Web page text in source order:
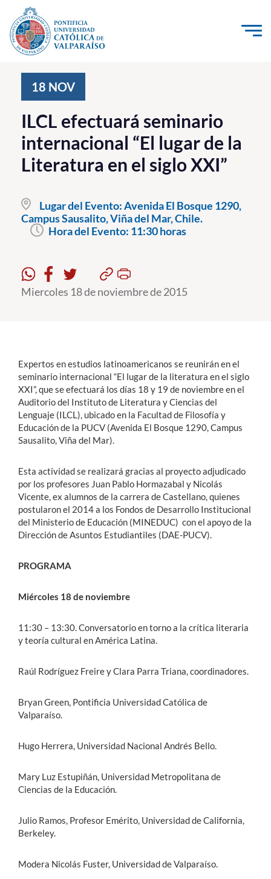
Click acá para ir directamente al contenido
Investigación, Creación e Innovación
PUCV Internacional
Vinculación con el Medio
Pregrado
Postgrado
Formación Continua
Alumni
English
18 NOV
ILCL efectuará seminario
internacional “El lugar de la
Literatura en el siglo XXI”
Lugar del Evento:Avenida El Bosque 1290,
Campus Sausalito, Viña del Mar, Chile.
Hora del Evento: 11:30 horas
Miercoles 18 de noviembre de 2015
Expertos en estudios latinoamericanos se reunirán en el
seminario internacional “El lugar de la literatura en el siglo
XXI”, que se efectuará los días 18 y 19 de noviembre en el
Auditorio del Instituto de Literatura y Ciencias del
Lenguaje (ILCL), ubicado en la Facultad de Filosofía y
Educación de la PUCV (Avenida El Bosque 1290, Campus
Sausalito, Viña del Mar).
Esta actividad se realizará gracias al proyecto adjudicado
por los profesores Juan Pablo Hormazabal y Nicolás
Vicente, ex alumnos de la carrera de Castellano, quienes
postularon el 2014 a los Fondos de Desarrollo Institucional
del Ministerio de Educación (MINEDUC) con el apoyo de la
Dirección de Asuntos Estudiantiles (DAE-PUCV).
PROGRAMA
Miércoles 18 de noviembre
11:30 – 13:30.Conversatorio en torno a la crítica literaria
y teoría cultural en América Latina.
Raúl Rodríguez Freire y Clara Parra Triana, coordinadores.
Bryan Green, Pontificia Universidad Católica de
Valparaíso.
Hugo Herrera, Universidad Nacional Andrés Bello.
Mary Luz Estupiñán, Universidad Metropolitana de
Ciencias de la Educación.
Julio Ramos, Profesor Emérito, Universidad de California,
Berkeley.
Modera Nicolás Fuster, Universidad de Valparaíso.